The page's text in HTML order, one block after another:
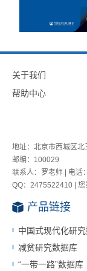
关于我们
帮助中心
地址：北京市西城区北
邮编：100029
联系人：罗老师 | 电话
QQ：2475522410 | 您
产品链接
中国式现代化研
减贫研究数据库
“一带一路”数据库